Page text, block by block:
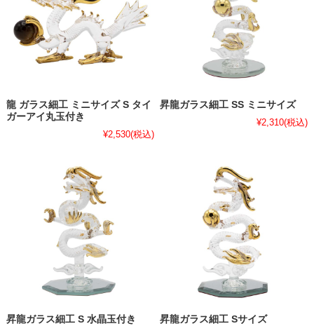
龍 ガラス細工 ミニサイズ S タイ
ガーアイ丸玉付き
¥2,530(税込)
昇龍ガラス細工 SS ミニサイズ
¥2,310(税込)
昇龍ガラス細工 S 水晶玉付き
昇龍ガラス細工 Sサイズ